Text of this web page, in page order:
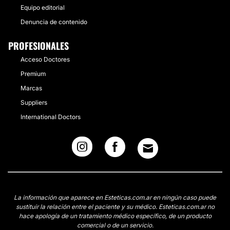
Equipo editorial
Denuncia de contenido
PROFESIONALES
Acceso Doctores
Premium
Marcas
Suppliers
International Doctors
La información que aparece en Esteticas.com.ar en ningún caso puede
sustituir la relación entre el paciente y su médico. Esteticas.com.ar no
hace apología de un tratamiento médico específico, de un producto
comercial o de un servicio.